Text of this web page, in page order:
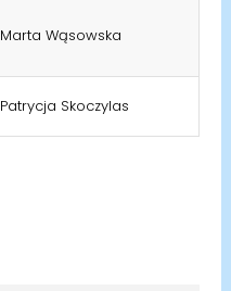
Marta Wąsowska
Patrycja Skoczylas